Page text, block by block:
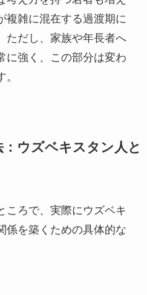
複雑に混在する過渡期に
ただし、家族や年長者へ
に強く、この部分は変わ
ウズベキスタン人と
ころで、実際にウズベキ
係を築くための具体的な